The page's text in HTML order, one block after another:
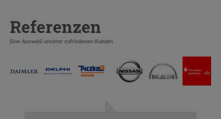
Referenzen
Eine Auswahl unserer zufriedenen Kunden